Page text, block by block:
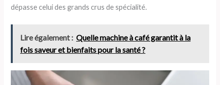
dépasse celui des grands crus de spécialité.
Lire également : Quelle machine à café garantit à la
fois saveur et bienfaits pour la santé ?